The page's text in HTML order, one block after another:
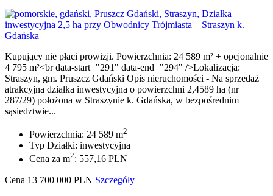
Kupujący nie płaci prowizji. Powierzchnia: 24 589 m² + opcjonalnie
4 795 m²<br data-start="291" data-end="294" />Lokalizacja:
Straszyn, gm. Pruszcz Gdański Opis nieruchomości - Na sprzedaż
atrakcyjna działka inwestycyjna o powierzchni 2,4589 ha (nr
287/29) położona w Straszynie k. Gdańska, w bezpośrednim
sąsiedztwie...
Powierzchnia: 24 589 m2
Typ Działki: inwestycyjna
Cena za m2: 557,16 PLN
Cena 13 700 000 PLN Szczegóły